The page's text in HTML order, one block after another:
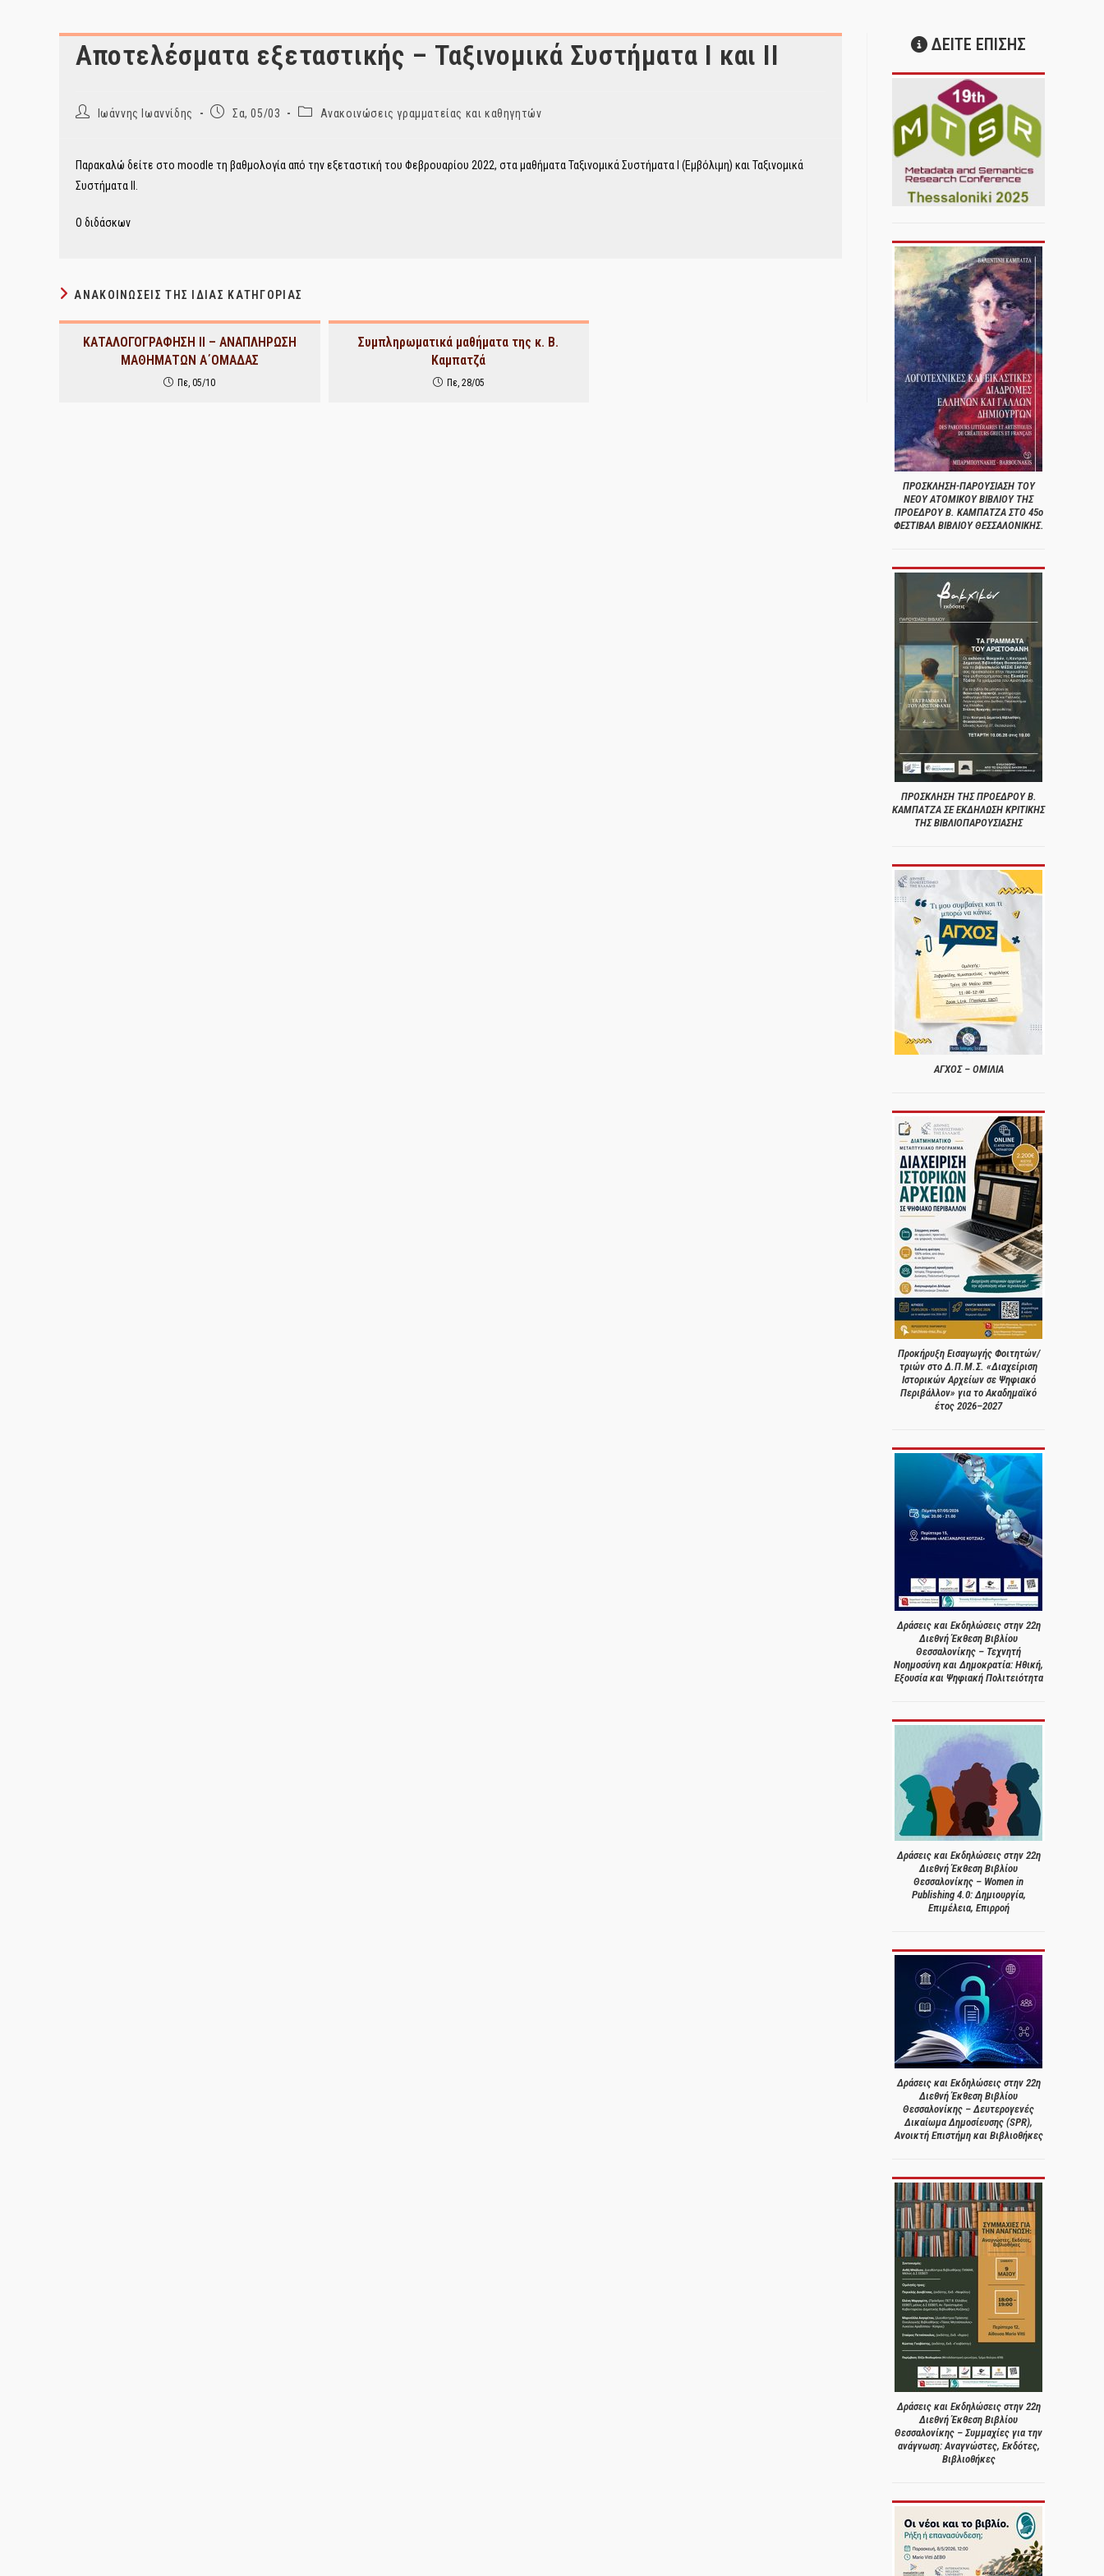
Αποτελέσματα εξεταστικής – Ταξινομικά Συστήματα Ι και ΙΙ
PostΙωάννης Ιωαννίδης
PostΣα, 05/03
PostΑνακοινώσεις γραμματείας και καθηγητών
Παρακαλώ δείτε στο moodle τη βαθμολογία από την εξεταστική του Φεβρουαρίου 2022, στα μαθήματα Ταξινομικά Συστήματα Ι (Εμβόλιμη) και Ταξινομικά
Συστήματα ΙΙ.
Ο διδάσκων
ΑΝΑΚΟΙΝΏΣΕΙΣ ΤΗΣ ΊΔΙΑΣ ΚΑΤΗΓΟΡΊΑΣ
ΚΑΤΑΛΟΓΟΓΡΑΦΗΣΗ ΙΙ – ΑΝΑΠΛΗΡΩΣΗ
ΜΑΘΗΜΑΤΩΝ Α΄ΟΜΑΔΑΣ
Πε, 05/10
Συμπληρωματικά μαθήματα της κ. Β.
Καμπατζά
Πε, 28/05
ΔΕΙΤΕ ΕΠΙΣΗΣ
ΠΡΟΣΚΛΗΣΗ-ΠΑΡΟΥΣΙΑΣΗ ΤΟΥ
ΝΕΟΥ ΑΤΟΜΙΚΟΥ ΒΙΒΛΙΟΥ ΤΗΣ
ΠΡΟΕΔΡΟΥ Β. ΚΑΜΠΑΤΖΑ ΣΤΟ 45ο
ΦΕΣΤΙΒΑΛ ΒΙΒΛΙΟΥ ΘΕΣΣΑΛΟΝΙΚΗΣ.
ΠΡΟΣΚΛΗΣΗ ΤΗΣ ΠΡΟΕΔΡΟΥ Β.
ΚΑΜΠΑΤΖΑ ΣΕ ΕΚΔΗΛΩΣΗ ΚΡΙΤΙΚΗΣ
ΤΗΣ ΒΙΒΛΙΟΠΑΡΟΥΣΙΑΣΗΣ
ΑΓΧΟΣ – ΟΜΙΛΙΑ
Προκήρυξη Εισαγωγής Φοιτητών/
τριών στο Δ.Π.Μ.Σ. «Διαχείριση
Ιστορικών Αρχείων σε Ψηφιακό
Περιβάλλον» για το Ακαδημαϊκό
έτος 2026–2027
Δράσεις και Εκδηλώσεις στην 22η
Διεθνή Έκθεση Βιβλίου
Θεσσαλονίκης – Τεχνητή
Νοημοσύνη και Δημοκρατία: Ηθική,
Εξουσία και Ψηφιακή Πολιτειότητα
Δράσεις και Εκδηλώσεις στην 22η
Διεθνή Έκθεση Βιβλίου
Θεσσαλονίκης – Women in
Publishing 4.0: Δημιουργία,
Επιμέλεια, Επιρροή
Δράσεις και Εκδηλώσεις στην 22η
Διεθνή Έκθεση Βιβλίου
Θεσσαλονίκης – Δευτερογενές
Δικαίωμα Δημοσίευσης (SPR),
Ανοικτή Επιστήμη και Βιβλιοθήκες
Δράσεις και Εκδηλώσεις στην 22η
Διεθνή Έκθεση Βιβλίου
Θεσσαλονίκης – Συμμαχίες για την
ανάγνωση: Αναγνώστες, Εκδότες,
Βιβλιοθήκες